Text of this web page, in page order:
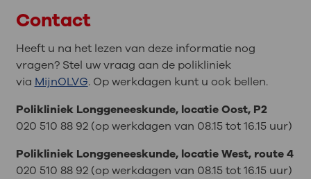
Contact
Heeft u na het lezen van deze informatie nog
vragen? Stel uw vraag aan de polikliniek
via MijnOLVG. Op werkdagen kunt u ook bellen.
Polikliniek Longgeneeskunde, locatie Oost, P2
020 510 88 92 (op werkdagen van 08.15 tot 16.15 uur)
Polikliniek Longgeneeskunde, locatie West, route 4
020 510 88 92 (op werkdagen van 08.15 tot 16.15 uur)